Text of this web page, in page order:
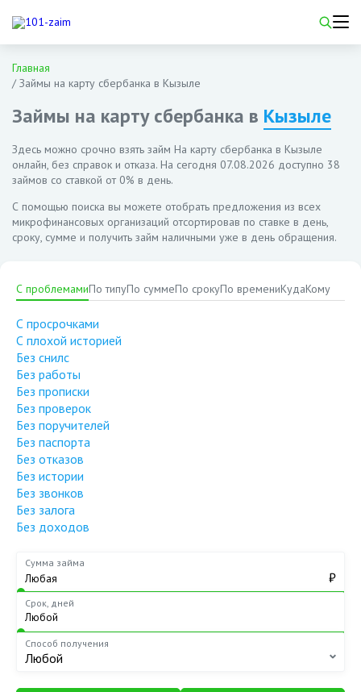
Главная
/Займы на карту сбербанка в Кызыле
Займы на карту сбербанка в Кызыле
Здесь можно срочно взять займ На карту сбербанка в Кызыле
онлайн, без справок и отказа. На сегодня 07.08.2026 доступно 38
займов со ставкой от 0% в день.
С помощью поиска вы можете отобрать предложения из всех
микрофинансовых организаций отсортировав по ставке в день,
сроку, сумме и получить займ наличными уже в день обращения.
С проблемамиПо типуПо суммеПо срокуПо времениКудаКому
С просрочками
С плохой историей
Без снилс
Без работы
Без прописки
Без проверок
Без поручителей
Без паспорта
Без отказов
Без истории
Без звонков
Без залога
Без доходов
Сумма займа
₽
Срок, дней
Способ получения
Любой